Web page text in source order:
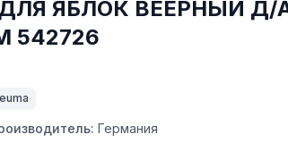
ЯБЛОК ВЕЕРНЫЙ Д/
542726
Германия